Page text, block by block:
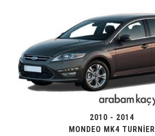
2010 - 2014
MONDEO MK4 TURNIER